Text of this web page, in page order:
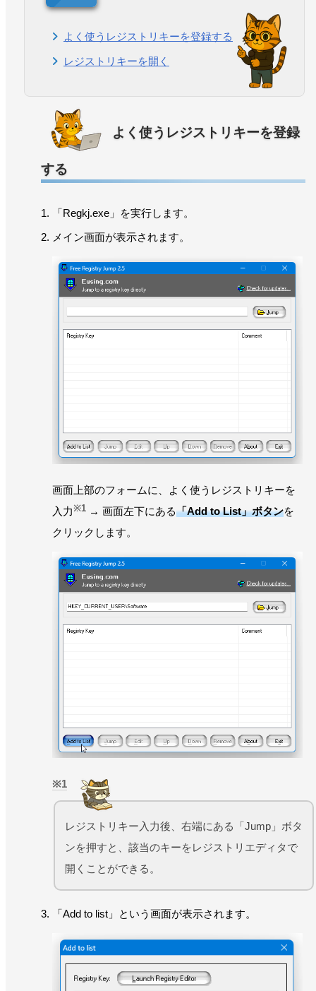
よく使うレジストリキーを登録する
レジストリキーを開く
よく使うレジストリキーを登録
する
「Regkj.exe」を実行します。
メイン画面が表示されます。
画面上部のフォームに、よく使うレジストリキーを
入力※1 → 画面左下にある「Add to List」ボタンを
クリックします。
1
レジストリキー入力後、右端にある「Jump」ボタ
ンを押すと、該当のキーをレジストリエディタで
開くことができる。
「Add to list」という画面が表示されます。